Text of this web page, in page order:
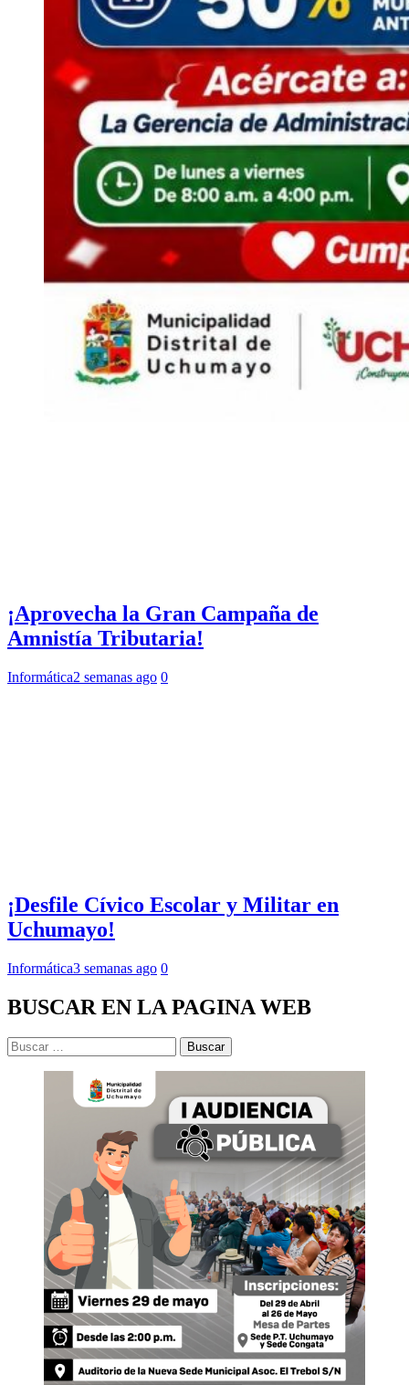
¡Aprovecha la Gran Campaña de
Amnistía Tributaria!
Informática2 semanas ago 0
¡Desfile Cívico Escolar y Militar en
Uchumayo!
Informática3 semanas ago 0
BUSCAR EN LA PAGINA WEB
Buscar: